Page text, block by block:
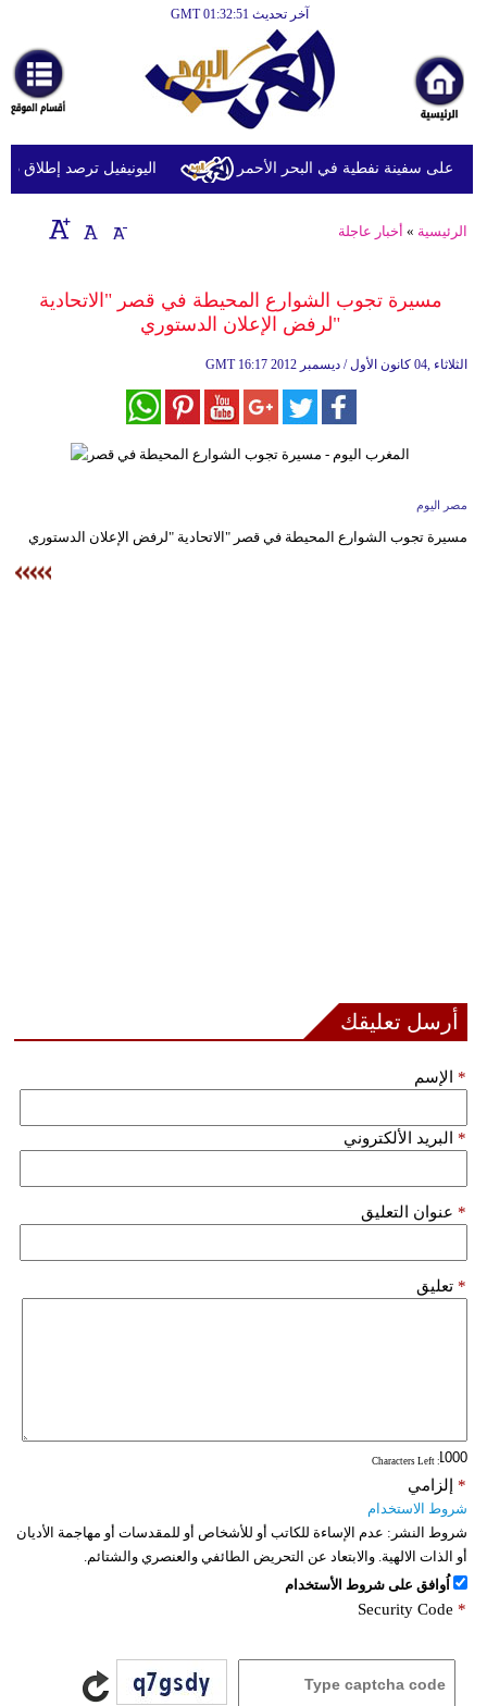
آخر تحديث GMT 01:32:51
أخبارعاجلة
رياضة
ثقافة
إقتصاد
وموسيقى
ديكور
اليونيفيل ترصد إطلاق 113 مقذوفا إسرائيليا على لبنان خلال يوم واحد على سفينة نفطية في البحر الأحمر
الرئيسية » أخبار عاجلة
مسيرة تجوب الشوارع المحيطة في قصر "الاتحادية
"لرفض الإعلان الدستوري
GMT 16:17 2012 الثلاثاء ,04 كانون الأول / ديسمبر
مصر اليوم
مسيرة تجوب الشوارع المحيطة في قصر "الاتحادية "لرفض الإعلان الدستوري
أرسل تعليقك
الإسم *
البريد الألكتروني *
عنوان التعليق *
تعليق *
: Characters Left
إلزامي *
شروط الاستخدام
شروط النشر: عدم الإساءة للكاتب أو للأشخاص أو للمقدسات أو مهاجمة الأديان
أو الذات الالهية. والابتعاد عن التحريض الطائفي والعنصري والشتائم.
اُوافق على شروط الأستخدام
Security Code *